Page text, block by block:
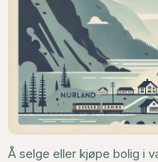
Å selge eller kjøpe bolig i